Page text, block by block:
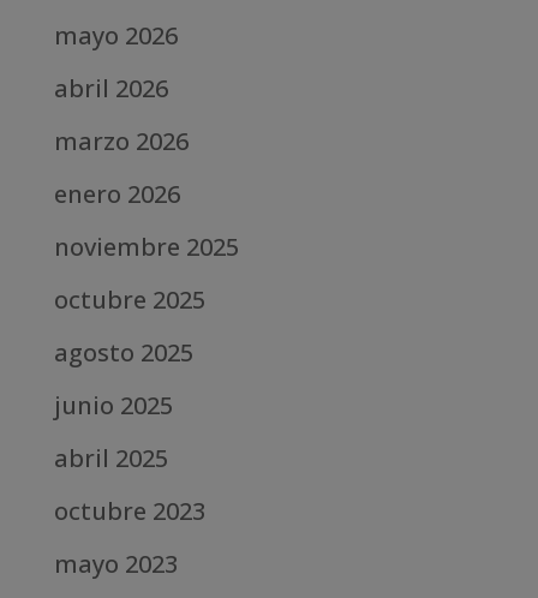
mayo 2026
abril 2026
marzo 2026
enero 2026
noviembre 2025
octubre 2025
agosto 2025
junio 2025
abril 2025
octubre 2023
mayo 2023